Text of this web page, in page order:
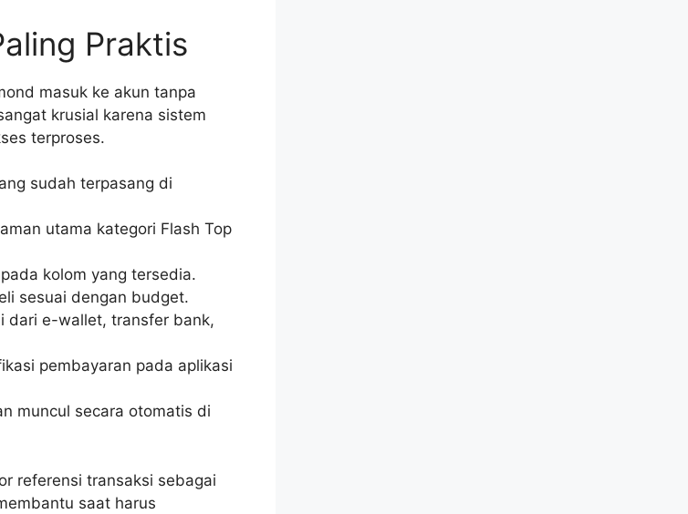
Praktis
masuk ke akun tanpa
krusial karena sistem
terproses.
sudah terpasang di
utama kategori Flash Top
kolom yang tersedia.
sesuai dengan budget.
dari e-wallet, transfer bank,
pembayaran pada aplikasi
muncul secara otomatis di
referensi transaksi sebagai
saat harus